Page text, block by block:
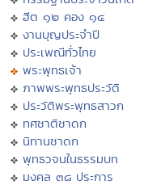
ฮีต ๑๒ คอง ๑๔
งานบุญประจำปี
ประเพณีทั่วไทย
พระพุทธเจ้า
ภาพพระพุทธประวัติ
ประวัติพระพุทธสาวก
ทศชาติชาดก
นิทานชาดก
พุทธวจนในธรรมบท
มงคล ๓๘ ประการ